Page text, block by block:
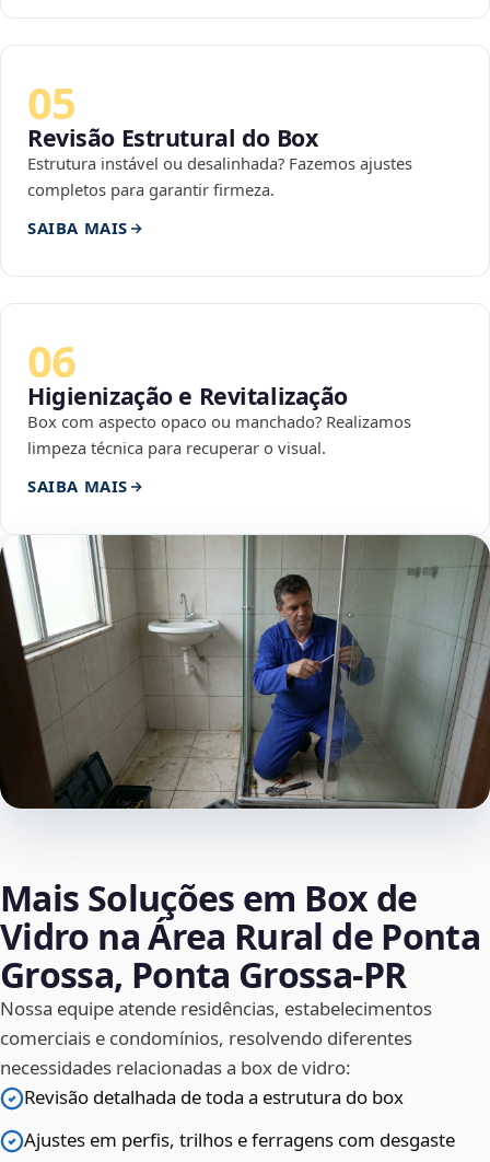
05
Revisão Estrutural do Box
Estrutura instável ou desalinhada? Fazemos ajustes
completos para garantir firmeza.
SAIBA MAIS
06
Higienização e Revitalização
Box com aspecto opaco ou manchado? Realizamos
limpeza técnica para recuperar o visual.
SAIBA MAIS
Mais Soluções em Box de
Vidro na Área Rural de Ponta
Grossa, Ponta Grossa‑PR
Nossa equipe atende residências, estabelecimentos
comerciais e condomínios, resolvendo diferentes
necessidades relacionadas a box de vidro:
Revisão detalhada de toda a estrutura do box
Ajustes em perfis, trilhos e ferragens com desgaste